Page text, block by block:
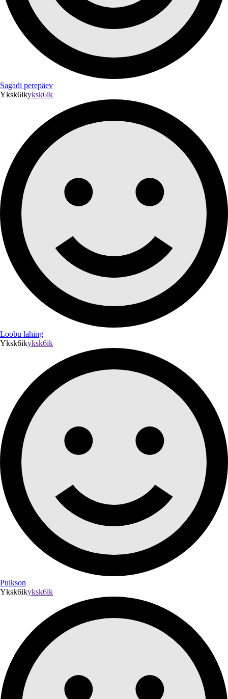
Sagadi perepäev
Yksk6ikyksk6ik
Loobu lahing
Yksk6ikyksk6ik
Pulkson
Yksk6ikyksk6ik